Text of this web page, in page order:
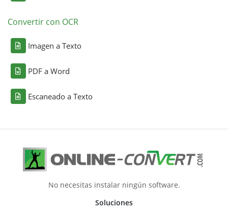
Convertir con OCR
Imagen a Texto
PDF a Word
Escaneado a Texto
No necesitas instalar ningún software.
Soluciones